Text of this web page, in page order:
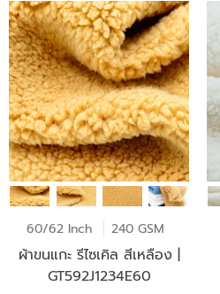
60/62 Inch 240 GSM
ผ้าขนแกะ รีไซเคิล สีเหลือง |
GT592J1234E60